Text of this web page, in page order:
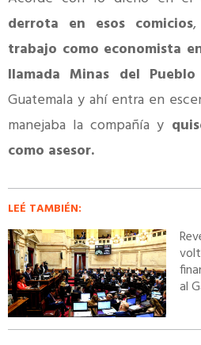
derrota en esos comicios
trabajo como economista
llamada Minas del Pueblo
Guatemala y ahí entra en
manejaba la compañía y
como asesor.
LEÉ TAMBIÉN:
al